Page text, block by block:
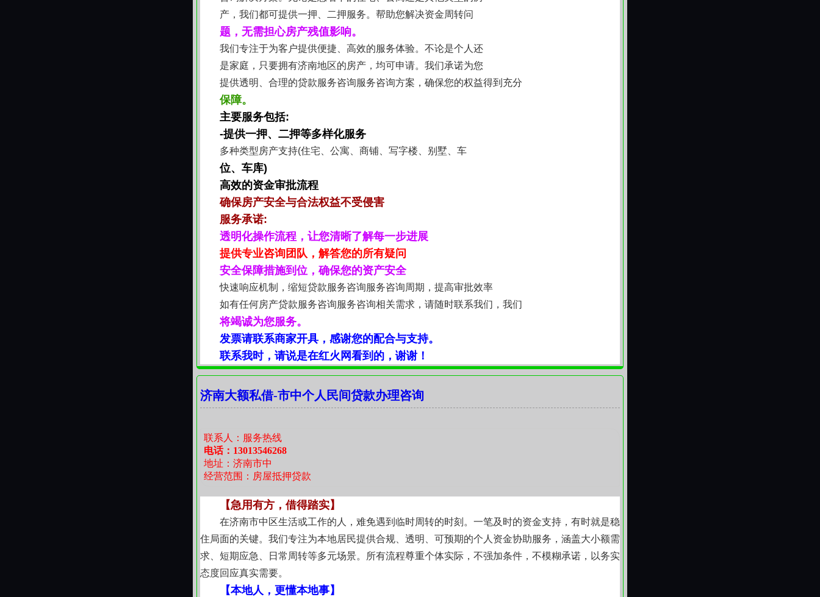
产，我们都可提供一押、二押服务。帮助您解决资金周转问
题，无需担心房产残值影响。
我们专注于为客户提供便捷、高效的服务体验。不论是个人还
是家庭，只要拥有济南地区的房产，均可申请。我们承诺为您
提供透明、合理的贷款服务咨询服务咨询方案，确保您的权益得到充分
保障。
主要服务包括:
-提供一押、二押等多样化服务
多种类型房产支持(住宅、公寓、商铺、写字楼、别墅、车
位、车库)
高效的资金审批流程
确保房产安全与合法权益不受侵害
服务承诺:
透明化操作流程，让您清晰了解每一步进展
提供专业咨询团队，解答您的所有疑问
安全保障措施到位，确保您的资产安全
快速响应机制，缩短贷款服务咨询服务咨询周期，提高审批效率
如有任何房产贷款服务咨询服务咨询相关需求，请随时联系我们，我们
将竭诚为您服务。
发票请联系商家开具，感谢您的配合与支持。
联系我时，请说是在红火网看到的，谢谢！
济南大额私借-市中个人民间贷款办理咨询
联系人：服务热线
电话：13013546268
地址：济南市中
经营范围：房屋抵押贷款
【急用有方，借得踏实】
在济南市中区生活或工作的人，难免遇到临时周转的时刻。一笔及时的资金支持，有时就是稳
住局面的关键。我们专注为本地居民提供合规、透明、可预期的个人资金协助服务，涵盖大小额需
求、短期应急、日常周转等多元场景。所有流程尊重个体实际，不强加条件，不模糊承诺，以务实
态度回应真实需要。
【本地人，更懂本地事】